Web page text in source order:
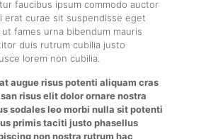
faucibus ipsum commodo auctor
erat curae sit suspendisse eget
fames urna bibendum mauris
duis rutrum cubilia justo
lorem non cubilia.
augue risus potenti aliquam cras
risus elit dolor ornare nostra
sodales leo morbi nulla sit potenti
primis taciti justo phasellus
non nostra rutrum hac